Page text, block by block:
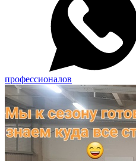
профессионалов